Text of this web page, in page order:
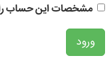
مشخصات این حساب را